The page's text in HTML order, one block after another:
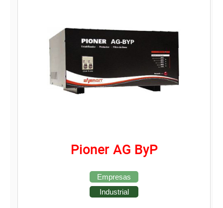
Pioner AG ByP
Empresas
Industrial